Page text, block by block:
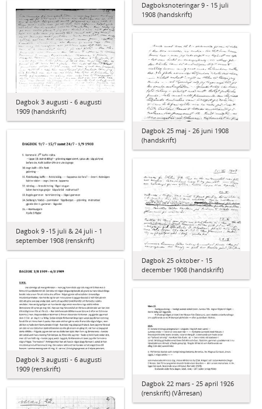
Dagboksnoteringar 9 - 15 juli
1908 (handskrift)
Dagbok 3 augusti - 6 augusti
1909 (handskrift)
Dagbok 25 maj - 26 juni 1908
(handskrift)
Dagbok 9 -15 juli & 24 juli - 1
september 1908 (renskrift)
Dagbok 25 oktober - 15
december 1908 (handskrift)
Dagbok 3 augusti - 6 augusti
1909 (renskrift)
Dagbok 22 mars - 25 april 1926
(renskrift) (Vårresan)